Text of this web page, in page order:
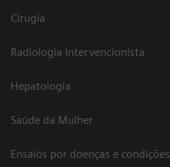
Cirugia
Radiologia Intervencionista
Hepatologia
Saúde da Mulher
Ensaios por doenças e condições